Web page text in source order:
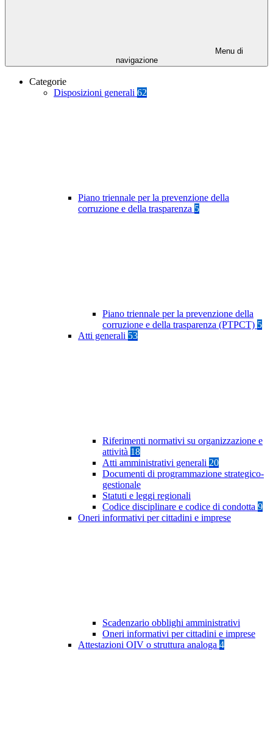
Menu di
navigazione
Categorie
Disposizioni generali 62
Piano triennale per la prevenzione della
corruzione e della trasparenza 5
Piano triennale per la prevenzione della
corruzione e della trasparenza (PTPCT) 5
Atti generali 53
Riferimenti normativi su organizzazione e
attività 18
Atti amministrativi generali 20
Documenti di programmazione strategico-
gestionale
Statuti e leggi regionali
Codice disciplinare e codice di condotta 9
Oneri informativi per cittadini e imprese
Scadenzario obblighi amministrativi
Oneri informativi per cittadini e imprese
Attestazioni OIV o struttura analoga 4